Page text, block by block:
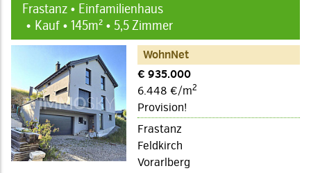
Frastanz • Einfamilienhaus
Kauf • 145m² • 5,5 Zimmer
WohnNet
€ 935.000
6.448 €/m2
Provision!
Frastanz
Feldkirch
Vorarlberg